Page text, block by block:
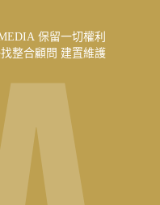
保留一切權利
整合顧問 建置維護